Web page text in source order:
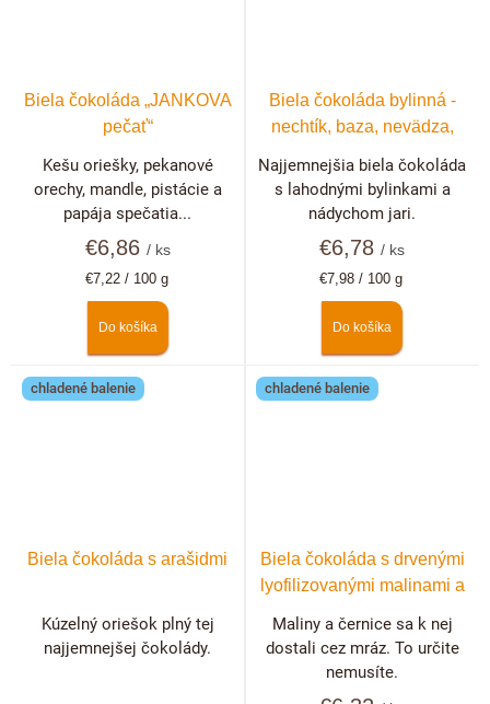
Biela čokoláda „JANKOVA
pečať“
€6,86 / ks
Jednotková
€7,22 / 100 g
Do košíka
Kešu oriešky, pekanové
orechy, mandle, pistácie a
papája spečatia...
Biela čokoláda bylinná -
nechtík, baza, nevädza,
€6,78/ ks
Jednotková
€7,98 / 100 g
Do košíka
Najjemnejšia biela čokoláda
s lahodnými bylinkami a
nádychom jari.
chladené balenie
Biela čokoláda s arašidmi
Kúzelný oriešok plný tej
najjemnejšej čokolády.
chladené balenie
Biela čokoláda s drvenými
lyofilizovanými malinami a
Maliny a černice sa k nej
dostali cez mráz. To určite
nemusíte.